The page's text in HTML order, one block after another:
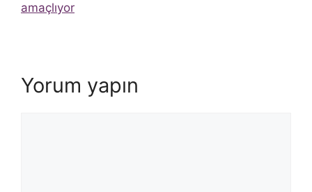
amaçlıyor
Yorum yapın